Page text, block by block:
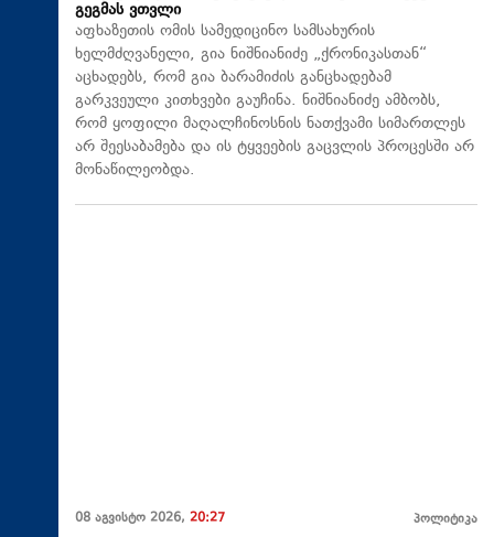
გეგმას ვთვლი
აფხაზეთის ომის სამედიცინო სამსახურის
ხელმძღვანელი, გია ნიშნიანიძე „ქრონიკასთან“
აცხადებს, რომ გია ბარამიძის განცხადებამ
გარკვეული კითხვები გაუჩინა. ნიშნიანიძე ამბობს,
რომ ყოფილი მაღალჩინოსნის ნათქვამი სიმართლეს
არ შეესაბამება და ის ტყვეების გაცვლის პროცესში არ
მონაწილეობდა.
08 აგვისტო 2026, 20:27 პოლიტიკა